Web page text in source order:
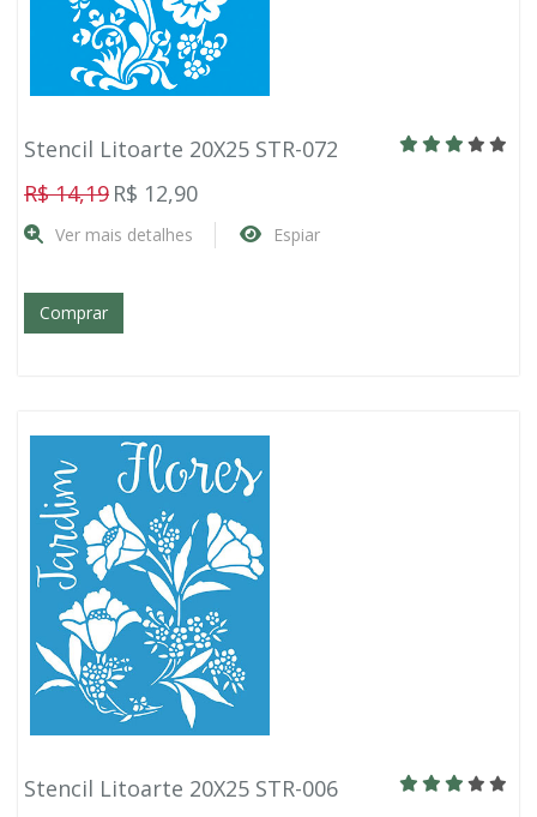
Stencil Litoarte 20X25 STR-072
R$ 14,19 R$ 12,90
Ver mais detalhes Espiar
Comprar
Stencil Litoarte 20X25 STR-006